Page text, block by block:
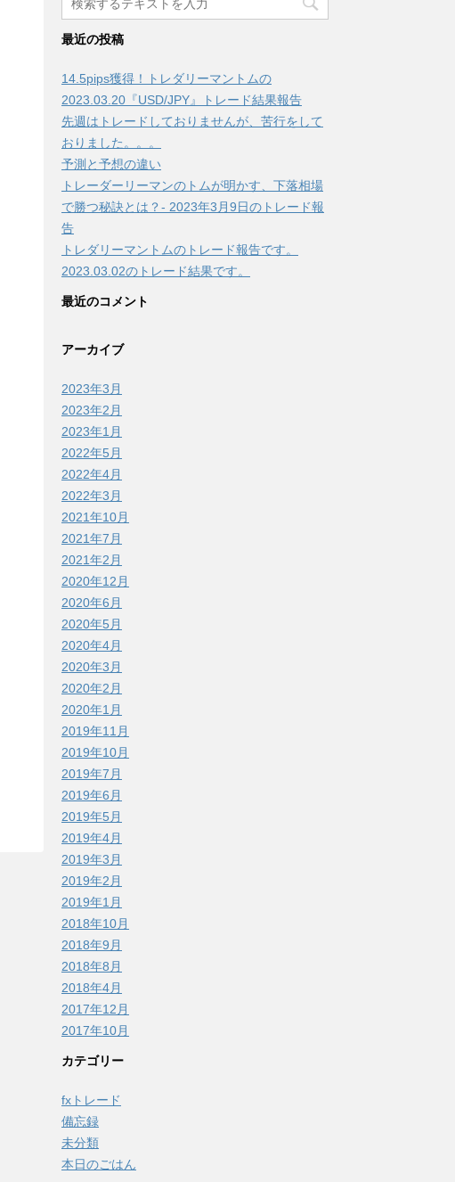
最近の投稿
14.5pips獲得！トレダリーマントムの
2023.03.20『USD/JPY』トレード結果報告
先週はトレードしておりませんが、苦行をして
おりました。。。
予測と予想の違い
トレーダーリーマンのトムが明かす、下落相場
で勝つ秘訣とは？- 2023年3月9日のトレード報
告
トレダリーマントムのトレード報告です。
2023.03.02のトレード結果です。
最近のコメント
アーカイブ
2023年3月
2023年2月
2023年1月
2022年5月
2022年4月
2022年3月
2021年10月
2021年7月
2021年2月
2020年12月
2020年6月
2020年5月
2020年4月
2020年3月
2020年2月
2020年1月
2019年11月
2019年10月
2019年7月
2019年6月
2019年5月
2019年4月
2019年3月
2019年2月
2019年1月
2018年10月
2018年9月
2018年8月
2018年4月
2017年12月
2017年10月
カテゴリー
fxトレード
備忘録
未分類
本日のごはん